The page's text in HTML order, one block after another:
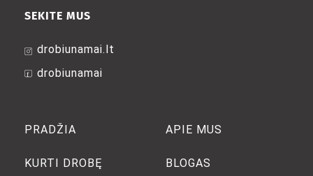
PRADŽIA
KURTI DROBĘ
APIE MUS
BLOGAS
SEKITE MUS
drobiunamai.lt
drobiunamai